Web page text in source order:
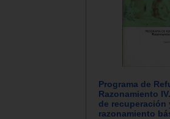
Programa de
Razonamiento
de recuperación
razonamiento